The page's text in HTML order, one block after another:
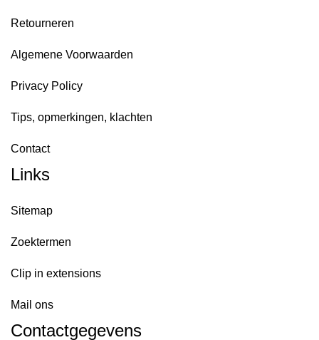
Retourneren
Algemene Voorwaarden
Privacy Policy
Tips, opmerkingen, klachten
Contact
Links
Sitemap
Zoektermen
Clip in extensions
Mail ons
Contactgegevens